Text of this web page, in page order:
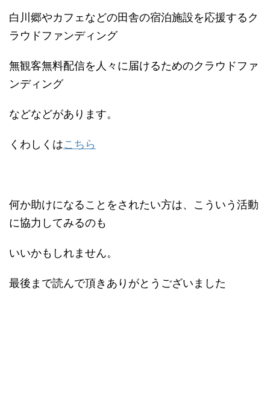
白川郷やカフェなどの田舎の宿泊施設を応援するク
ラウドファンディング
無観客無料配信を人々に届けるためのクラウドファ
ンディング
などなどがあります。
くわしくはこちら
何か助けになることをされたい方は、こういう活動
に協力してみるのも
いいかもしれません。
最後まで読んで頂きありがとうございました